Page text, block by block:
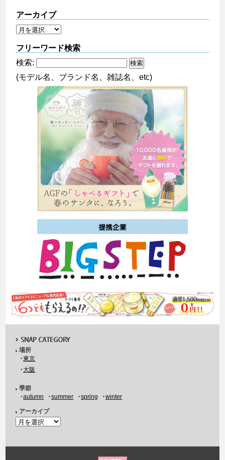
アーカイブ
フリーワード検索
検索:
(モデル名、ブランド名、雑誌名、etc)
場所
東京
大阪
季節
autumn
summer spring winter
アーカイブ